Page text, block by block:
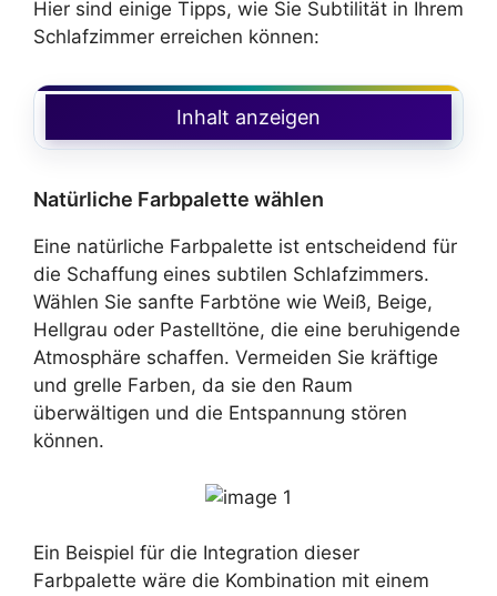
Hier sind einige Tipps, wie Sie Subtilität in Ihrem
Schlafzimmer erreichen können:
Inhalt anzeigen
Natürliche Farbpalette wählen
Eine natürliche Farbpalette ist entscheidend für
die Schaffung eines subtilen Schlafzimmers.
Wählen Sie sanfte Farbtöne wie Weiß, Beige,
Hellgrau oder Pastelltöne, die eine beruhigende
Atmosphäre schaffen. Vermeiden Sie kräftige
und grelle Farben, da sie den Raum
überwältigen und die Entspannung stören
können.
Ein Beispiel für die Integration dieser
Farbpalette wäre die Kombination mit einem